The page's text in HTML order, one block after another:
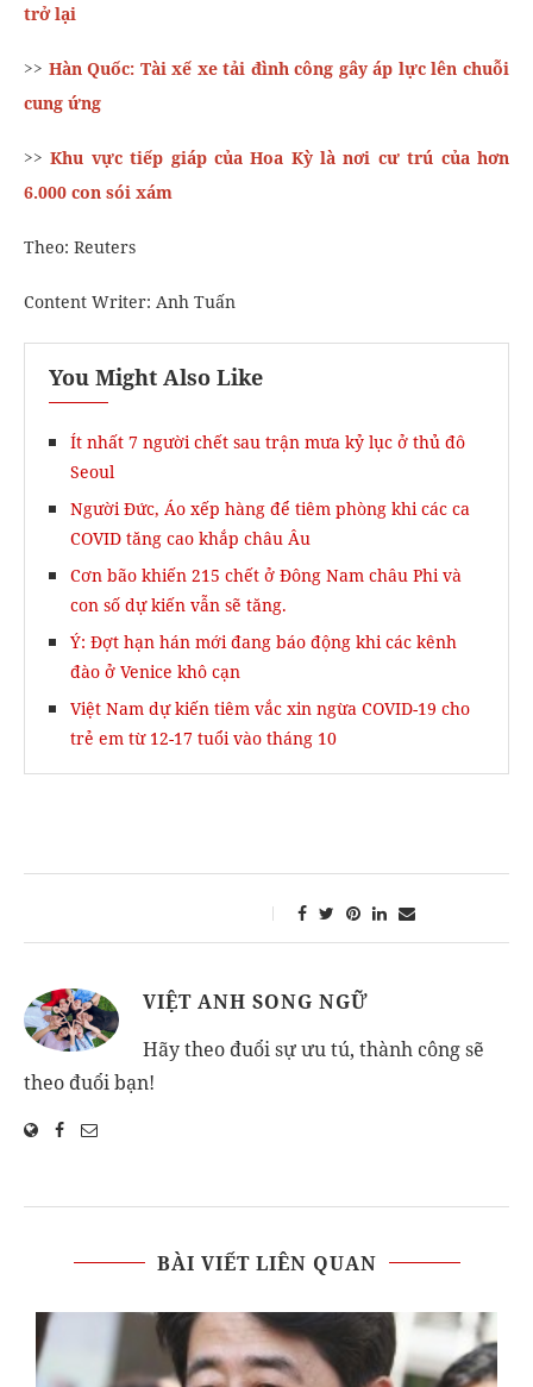
trở lại
>> Hàn Quốc: Tài xế xe tải đình công gây áp lực lên chuỗi
cung ứng
>>Khu vực tiếp giáp của Hoa Kỳ là nơi cư trú của hơn
6.000 con sói xám
Theo: Reuters
Content Writer: Anh Tuấn
You Might Also Like
Ít nhất 7 người chết sau trận mưa kỷ lục ở thủ đô
Seoul
Người Đức, Áo xếp hàng để tiêm phòng khi các ca
COVID tăng cao khắp châu Âu
Cơn bão khiến 215 chết ở Đông Nam châu Phi và
con số dự kiến vẫn sẽ tăng.
Ý: Đợt hạn hán mới đang báo động khi các kênh
đào ở Venice khô cạn
Việt Nam dự kiến tiêm vắc xin ngừa COVID-19 cho
trẻ em từ 12-17 tuổi vào tháng 10
VIỆT ANH SONG NGỮ
Hãy theo đuổi sự ưu tú, thành công sẽ
theo đuổi bạn!
BÀI VIẾT LIÊN QUAN